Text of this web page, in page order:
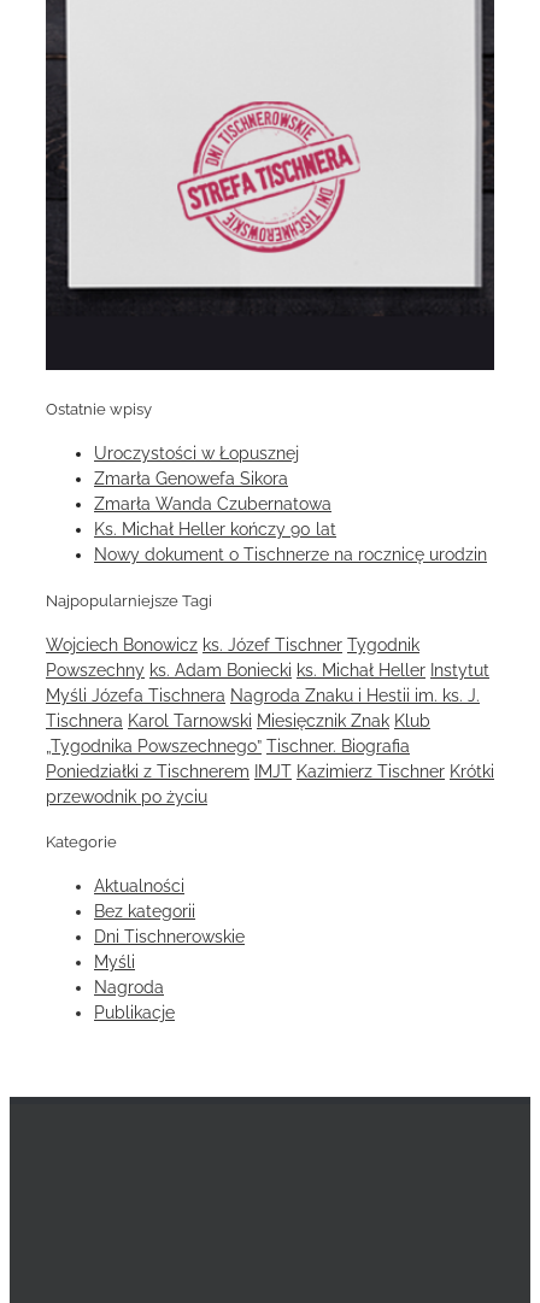
Ostatnie wpisy
Uroczystości w Łopusznej
Zmarła Genowefa Sikora
Zmarła Wanda Czubernatowa
Ks. Michał Heller kończy 90 lat
Nowy dokument o Tischnerze na rocznicę urodzin
Najpopularniejsze Tagi
Wojciech Bonowicz ks. Józef Tischner Tygodnik
Powszechny ks. Adam Boniecki ks. Michał Heller Instytut
Myśli Józefa Tischnera Nagroda Znaku i Hestii im. ks. J.
Tischnera Karol Tarnowski Miesięcznik Znak Klub
„Tygodnika Powszechnego” Tischner. Biografia
Poniedziałki z Tischnerem
IMJT Kazimierz Tischner Krótki
przewodnik po życiu
Kategorie
Aktualności
Bez kategorii
Dni Tischnerowskie
Myśli
Nagroda
Publikacje